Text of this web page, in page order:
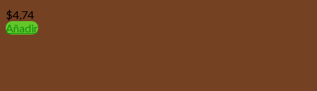
$4,74
Añadir